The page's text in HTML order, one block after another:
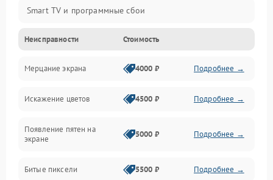
Smart TV и программные сбои
Питание и запуск
Подсветка и LED-модули
Звук и аудиосистема
Сигнал и приём каналов
Неисправности Стоимость
Мерцание экрана 4000 ₽ Подробнее →
Искажение цветов 4500 ₽ Подробнее →
Появление пятен на
экране
5000 ₽ Подробнее →
Битые пиксели 5500 ₽ Подробнее →